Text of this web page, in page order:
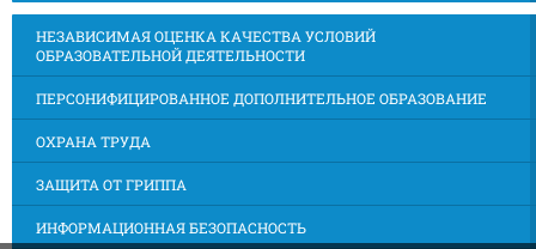
НЕЗАВИСИМАЯ ОЦЕНКА КАЧЕСТВА УСЛОВИЙ
ОБРАЗОВАТЕЛЬНОЙ ДЕЯТЕЛЬНОСТИ
ПЕРСОНИФИЦИРОВАННОЕ ДОПОЛНИТЕЛЬНОЕ ОБРАЗОВАНИЕ
ОХРАНА ТРУДА
ЗАЩИТА ОТ ГРИППА
ИНФОРМАЦИОННАЯ БЕЗОПАСНОСТЬ